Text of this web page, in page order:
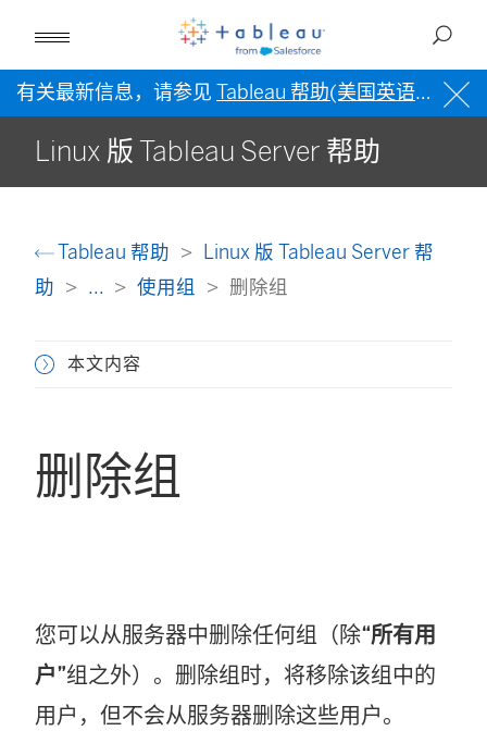
有关最新信息，请参见 Tableau 帮助(美国英语) 。
Linux 版 Tableau Server 帮助
Tableau 帮助
Linux 版 Tableau Server 帮
助
... 使用组 删除组
本文内容
删除组
您可以从服务器中删除任何组（除“所有用
户”组之外）。删除组时，将移除该组中的
用户，但不会从服务器删除这些用户。